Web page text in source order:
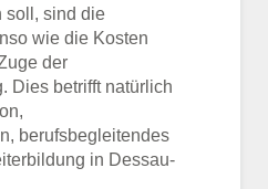
soll, sind die
wie die Kosten
der
Dies betrifft natürlich
berufsbegleitendes
in Dessau-